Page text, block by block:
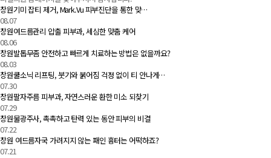
창원기미 잡티 제거, Mark.Vu 피부진단을 통한 맞…
08.07
창원여드름관리 압출 피부과, 세심한 맞춤 케어
08.06
창원발톱무좀 안전하고 빠르게 치료하는 방법은 없을까요?
08.03
창원쿨소닉 리프팅, 붓기와 붉어짐 걱정 없이 티 안나게…
07.30
창원팔자주름 피부과, 자연스러운 환한 미소 되찾기
07.29
창원물광주사, 촉촉하고 탄력 있는 동안 피부의 비결
07.22
창원 여드름자국 가려지지 않는 패인 흉터는 어떡하죠?
07.21